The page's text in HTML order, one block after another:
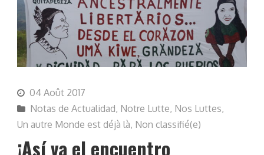
04 Août 2017
Notas de Actualidad, Notre Lutte, Nos Luttes,
Un autre Monde est déjà là, Non classifié(e)
¡Así va el encuentro